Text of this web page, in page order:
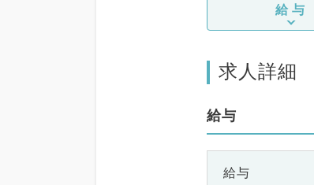
給与
求人詳細
給与
給与